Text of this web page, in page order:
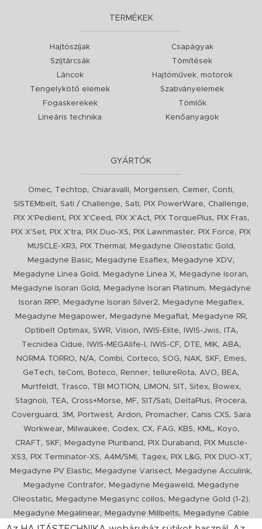
TERMÉKEK
Hajtószíjak
Szíjtárcsák
Láncok
Tengelykötő elemek
Fogaskerekek
Lineáris technika
Csapágyak
Tömítések
Hajtóművek, motorok
Szabványelemek
Tömlők
Kenőanyagok
GYÁRTÓK
Omec, Techtop, Chiaravalli, Morgensen, Cemer, Conti,
SISTEMbelt, Sati / Challenge, Sati, PIX PowerWare, Challenge,
PIX X'Pedient, PIX X'Ceed , PIX X'Act, PIX TorquePlus, PIX Fras,
PIX X'Set, PIX X'tra, PIX Duo-XS, PIX Lawnmaster, PIX Force,
PIX
MUSCLE-XR3, PIX Thermal , Megadyne Oleostatic Gold ,
Megadyne Basic, Megadyne Esaflex, Megadyne XDV,
Megadyne Linea Gold , Megadyne Linea X, Megadyne Isoran,
Megadyne Isoran Gold , Megadyne Isoran Platinum,
Megadyne
Isoran RPP, Megadyne Isoran Silver2, Megadyne Megaflex,
Megadyne Megapower, Megadyne Megaflat, Megadyne RR,
Optibelt Optimax, SWR, Vision, IWIS-Elite, IWIS-Jwis, ITA,
Tecnidea Cidue, IWIS-MEGAlife-I , IWIS-CF, DTE, MIK, ABA,
NORMA TORRO, N/A, Combi, Corteco, SOG, NAK, SKF, Emes,
GeTech, teCom, Boteco, Renner, tellureRota, AVO, BEA,
Murtfeldt, Trasco, TBI MOTION , LIMON , SIT, Sitex, Bowex,
Stagnoli, TEA, Cross+Morse, MF, SIT/Sati, DeltaPlus, Procera,
Coverguard , 3M , Portwest, Ardon, Promacher, Canis CXS, Sara
Workwear, Milwaukee, Codex, CX, FAG, KBS, KML, Koyo,
CRAFT, SKF, Megadyne Pluriband , PIX Duraband ,
PIX Muscle-
XS3, PIX Terminator-XS, A4M/SMI , Tagex, PIX L&G, PIX DUO-XT,
Megadyne PV Elastic, Megadyne Varisect, Megadyne Acculink,
Megadyne Contrafor, Megadyne Megaweld ,
Megadyne
Oleostatic, Megadyne Megasync collos, Megadyne Gold (1-2),
Megadyne Megalinear, Megadyne Millbelts,
Megadyne Cable
, , , ,